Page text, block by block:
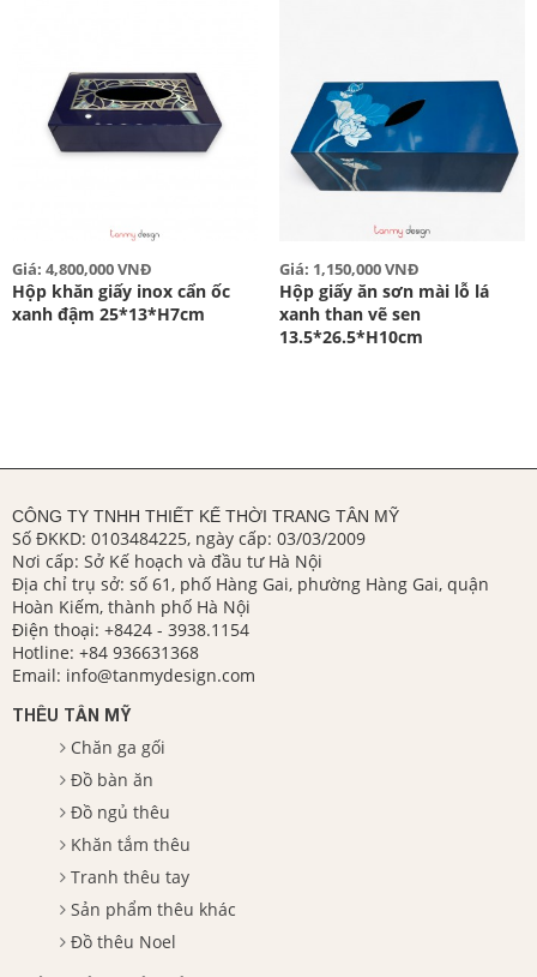
Giá: 4,800,000 VNĐ
Hộp khăn giấy inox cẩn ốc
xanh đậm 25*13*H7cm
Giá: 1,150,000 VNĐ
Hộp giấy ăn sơn mài lỗ lá
xanh than vẽ sen
13.5*26.5*H10cm
CÔNG TY TNHH THIẾT KẾ THỜI TRANG TÂN MỸ
Số ĐKKD: 0103484225, ngày cấp: 03/03/2009
Nơi cấp: Sở Kế hoạch và đầu tư Hà Nội
Địa chỉ trụ sở: số 61, phố Hàng Gai, phường Hàng Gai, quận
Hoàn Kiếm, thành phố Hà Nội
Điện thoại: +8424 - 3938.1154
Hotline: +84 936631368
Email: info@tanmydesign.com
THÊU TÂN MỸ
Chăn ga gối
Đồ bàn ăn
Đồ ngủ thêu
Khăn tắm thêu
Tranh thêu tay
Sản phẩm thêu khác
Đồ thêu Noel